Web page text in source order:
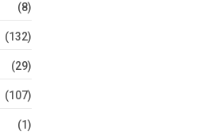
(8)
(132)
(29)
(107)
(1)